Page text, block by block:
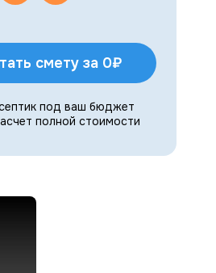
смету за 0₽
под ваш бюджет
полной стоимости